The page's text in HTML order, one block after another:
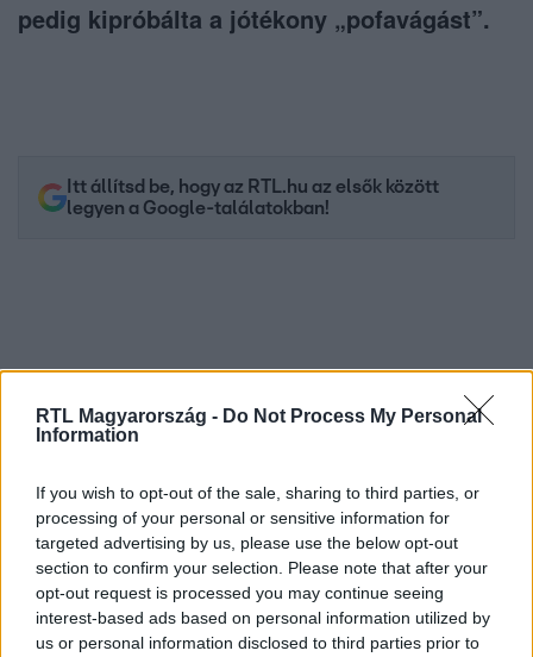
RTL Magyarország - Do Not Process My Personal
Information
If you wish to opt-out of the sale, sharing to third parties, or
processing of your personal or sensitive information for
targeted advertising by us, please use the below opt-out
section to confirm your selection. Please note that after your
opt-out request is processed you may continue seeing
interest-based ads based on personal information utilized by
us or personal information disclosed to third parties prior to
pedig kipróbálta a jótékony „pofavágást”.
Itt állítsd be, hogy az RTL.hu az elsők között
legyen a Google-találatokban!
Kövess minket, és értesülj a friss hírekről a
Facebookon is!
Követem